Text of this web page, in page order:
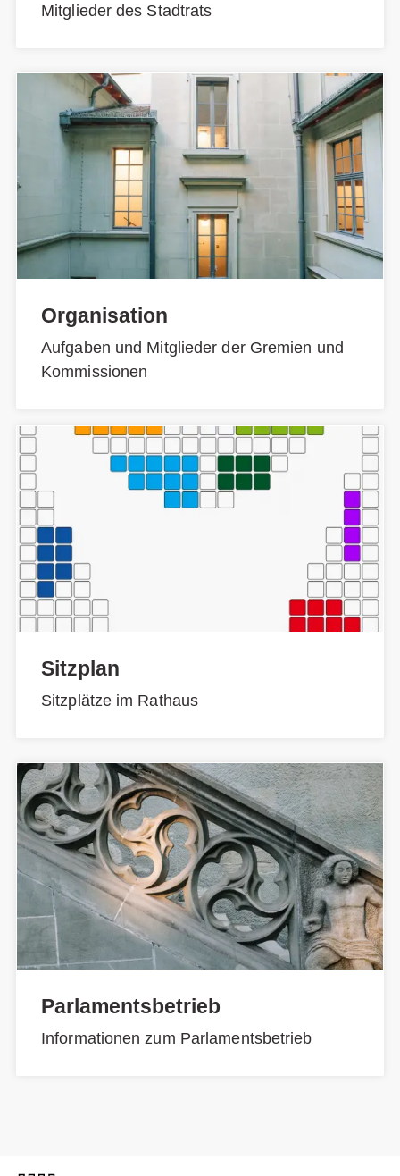
Mitglieder des Stadtrats
Organisation
Aufgaben und Mitglieder der Gremien und
Kommissionen
Sitzplan
Sitzplätze im Rathaus
Parlamentsbetrieb
Informationen zum Parlamentsbetrieb